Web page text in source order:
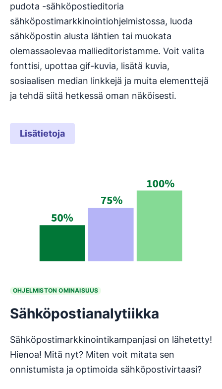
pudota -sähköpostieditoria
sähköpostimarkkinointiohjelmistossa, luoda
sähköpostin alusta lähtien tai muokata
olemassaolevaa mallieditoristamme. Voit valita
fonttisi, upottaa gif-kuvia, lisätä kuvia,
sosiaalisen median linkkejä ja muita elementtejä
ja tehdä siitä hetkessä oman näköisesti.
Lisätietoja
OHJELMISTON OMINAISUUS
Sähköpostianalytiikka
Sähköpostimarkkinointikampanjasi on lähetetty!
Hienoa! Mitä nyt? Miten voit mitata sen
onnistumista ja optimoida sähköpostivirtaasi?